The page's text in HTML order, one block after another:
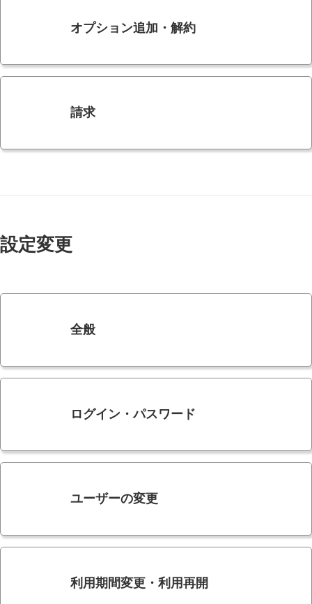
オプション追加・解約
請求
設定変更
全般
ログイン・パスワード
ユーザーの変更
利用期間変更・利用再開